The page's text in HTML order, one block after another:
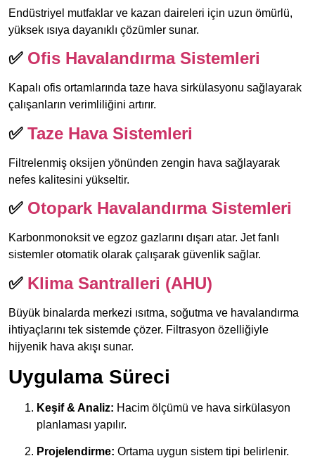
Endüstriyel mutfaklar ve kazan daireleri için uzun ömürlü,
yüksek ısıya dayanıklı çözümler sunar.
✅ Ofis Havalandırma Sistemleri
Kapalı ofis ortamlarında taze hava sirkülasyonu sağlayarak
çalışanların verimliliğini artırır.
✅ Taze Hava Sistemleri
Filtrelenmiş oksijen yönünden zengin hava sağlayarak
nefes kalitesini yükseltir.
✅ Otopark Havalandırma Sistemleri
Karbonmonoksit ve egzoz gazlarını dışarı atar. Jet fanlı
sistemler otomatik olarak çalışarak güvenlik sağlar.
✅ Klima Santralleri (AHU)
Büyük binalarda merkezi ısıtma, soğutma ve havalandırma
ihtiyaçlarını tek sistemde çözer. Filtrasyon özelliğiyle
hijyenik hava akışı sunar.
Uygulama Süreci
Keşif & Analiz: Hacim ölçümü ve hava sirkülasyon
planlaması yapılır.
Projelendirme: Ortama uygun sistem tipi belirlenir.